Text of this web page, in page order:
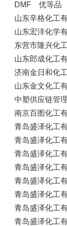
DMF 优等品
山东辛格化工
山东宏洋化学
东营市隆兴化
山东郎成化工
济南金日和化
山东金文化工
中塑供应链管
南京百图化工
青岛盛泽化工
青岛盛泽化工
青岛盛泽化工
青岛盛泽化工
青岛盛泽化工
青岛盛泽化工
青岛盛泽化工
青岛盛泽化工